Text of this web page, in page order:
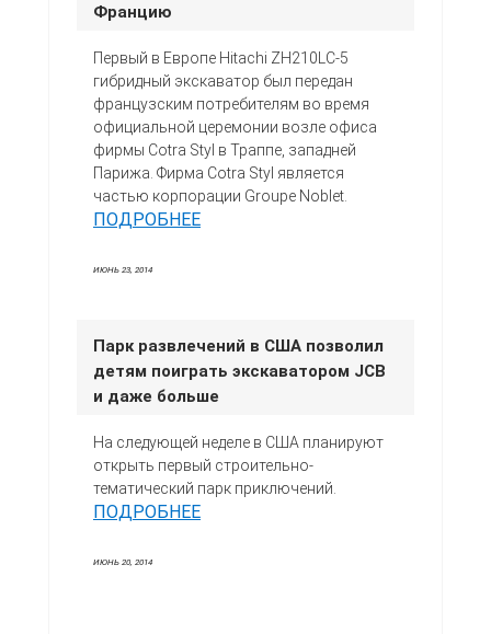
Францию
Первый в Европе Hitachi ZH210LC-5
гибридный экскаватор был передан
французским потребителям во время
официальной церемонии возле офиса
фирмы Cotra Styl в Траппе, западней
Парижа. Фирма Cotra Styl является
частью корпорации Groupe Noblet.
ПОДРОБНЕЕ
ИЮНЬ 23, 2014
Парк развлечений в США позволил
детям поиграть экскаватором JCB
и даже больше
На следующей неделе в США планируют
открыть первый строительно-
тематический парк приключений.
ПОДРОБНЕЕ
ИЮНЬ 20, 2014